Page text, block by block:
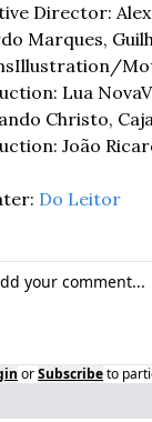
Director:
Marques,
Illustration/
Lua Nova
Christo,
João
Do Leitor
orSubscribeto